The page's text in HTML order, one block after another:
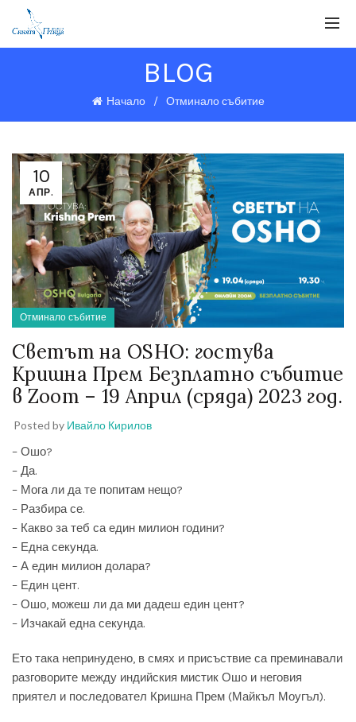
BLOG
Начало Отминало събитие
10
АПР.
Отминало събитие
Светът на OSHO: гостува
Кришна Прем Безплатно събитие
в Zoom – 19 Април (сряда) 2023 год.
Posted by Ивайло Кирилов
– Ошо?
– Да.
– Мога ли да те попитам нещо?
– Разбира се.
– Какво за теб са един милион години?
– Една секунда.
– А един милион долара?
– Един цент.
– Ошо, можеш ли да ми дадеш един цент?
– Изчакай една секунда.
Ето така непринудено, в смях и присъствие са преминавали
разговорите между индийския мистик Ошо и неговия
приятел и последовател Кришна Прем (Майкъл Моугъл).